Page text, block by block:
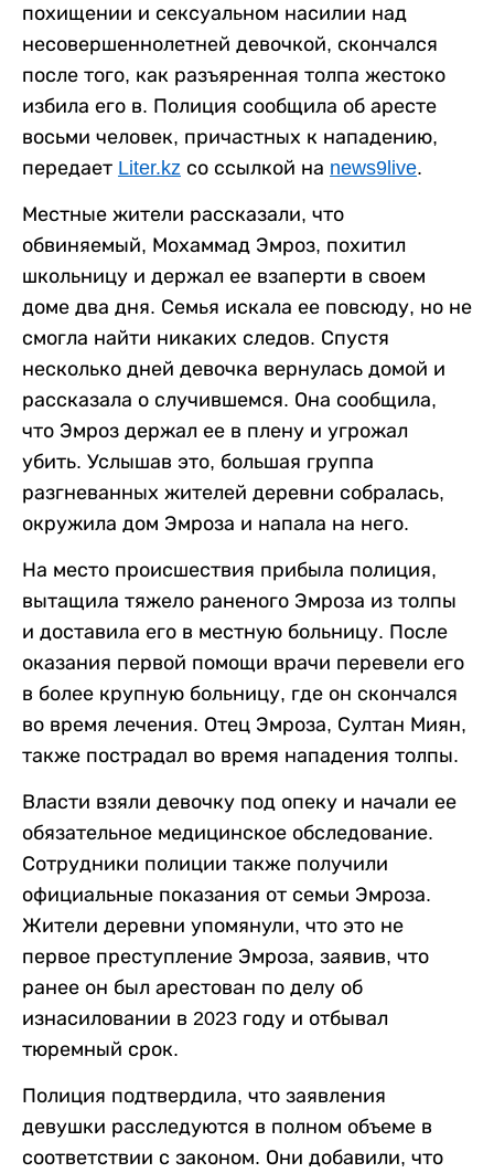
похищении и сексуальном насилии над
несовершеннолетней девочкой, скончался
после того, как разъяренная толпа жестоко
избила его в. Полиция сообщила об аресте
восьми человек, причастных к нападению,
передает Liter.kz со ссылкой на news9live.
Местные жители рассказали, что
обвиняемый, Мохаммад Эмроз, похитил
школьницу и держал ее взаперти в своем
доме два дня. Семья искала ее повсюду, но не
смогла найти никаких следов. Спустя
несколько дней девочка вернулась домой и
рассказала о случившемся. Она сообщила,
что Эмроз держал ее в плену и угрожал
убить. Услышав это, большая группа
разгневанных жителей деревни собралась,
окружила дом Эмроза и напала на него.
На место происшествия прибыла полиция,
вытащила тяжело раненого Эмроза из толпы
и доставила его в местную больницу. После
оказания первой помощи врачи перевели его
в более крупную больницу, где он скончался
во время лечения. Отец Эмроза, Султан Миян,
также пострадал во время нападения толпы.
Власти взяли девочку под опеку и начали ее
обязательное медицинское обследование.
Сотрудники полиции также получили
официальные показания от семьи Эмроза.
Жители деревни упомянули, что это не
первое преступление Эмроза, заявив, что
ранее он был арестован по делу об
изнасиловании в 2023 году и отбывал
тюремный срок.
Полиция подтвердила, что заявления
девушки расследуются в полном объеме в
соответствии с законом. Они добавили, что